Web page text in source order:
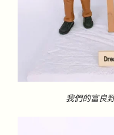
我們的富良